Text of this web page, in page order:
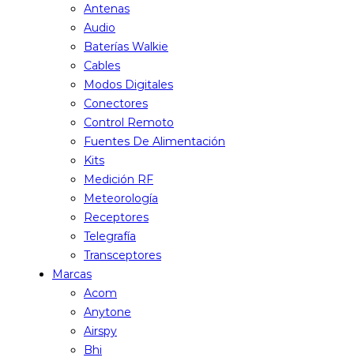
Antenas
Audio
Baterías Walkie
Cables
Modos Digitales
Conectores
Control Remoto
Fuentes De Alimentación
Kits
Medición RF
Meteorología
Receptores
Telegrafía
Transceptores
Marcas
Acom
Anytone
Airspy
Bhi